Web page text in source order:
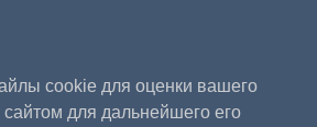
cookie для оценки вашего
для дальнейшего его